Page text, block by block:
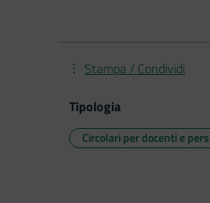
Stampa / Condividi
Tipologia
Circolari per docenti e